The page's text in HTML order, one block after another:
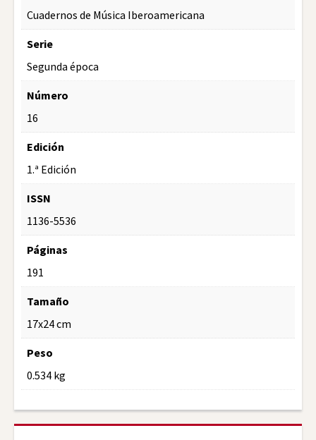
Cuadernos de Música Iberoamericana
Serie
Segunda época
Número
16
Edición
1.ª Edición
ISSN
1136-5536
Páginas
191
Tamaño
17x24 cm
Peso
0.534 kg